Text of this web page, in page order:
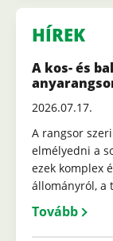
HÍREK
A kos- és
2026.07.17.
A rangsor
elmélyedni a
ezek komplex
állományról, a
Tovább